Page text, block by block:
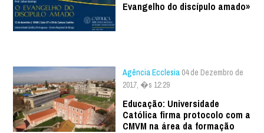
Evangelho do discípulo amado»
Agência Ecclesia 04 de Dezembro de
2017, �s 12:29
Educação: Universidade
Católica firma protocolo com a
CMVM na área da formação